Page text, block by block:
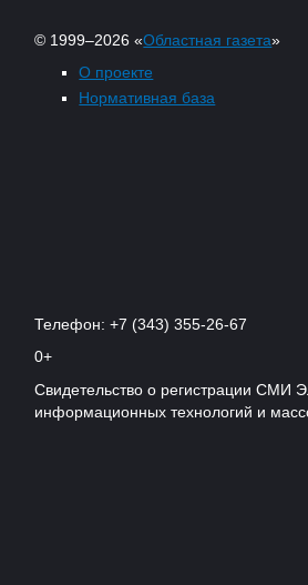
© 1999–2026 «Областная газета»
О проекте
Нормативная база
Телефон: +7 (343) 355-26-67
0+
Свидетельство о регистрации СМИ
информационных технологий и